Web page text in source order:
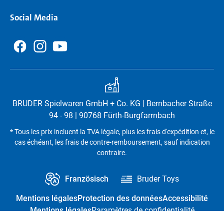
Social Media
BRUDER Spielwaren GmbH + Co. KG | Bernbacher Straße
94 - 98 | 90768 Fürth-Burgfarrnbach
* Tous les prix incluent la TVA légale, plus les frais d'expédition et, le
cas échéant, les frais de contre-remboursement, sauf indication
contraire.
Französisch Bruder Toys
Mentions légalesProtection des donnéesAccessibilité